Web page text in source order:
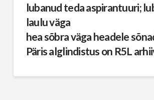
lubanud teda aspirantuuri;
laulu väga
hea sõbra väga headele
Päris alglindistus on R5L